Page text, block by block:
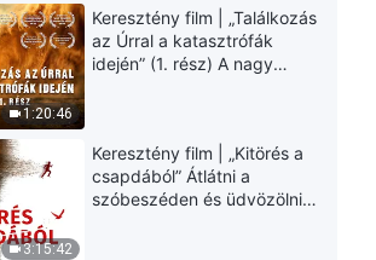
7:45
3:59
Keresztény tánc – Kimondatlan
kötelékünk dala (Dicsérő ének)
Keresztény tánc – Mindenható
Isten szavai a legbecsesebbek
(Dicsérő ének)
országába? (Magyar
szinkron)
1:20:46
Keresztény film | „Találkozás
az Úrral a katasztrófák
idején” (1. rész) A nagy
3:15:42
Keresztény film | „Kitörés a
csapdából” Átlátni a
szóbeszéden és üdvözölni